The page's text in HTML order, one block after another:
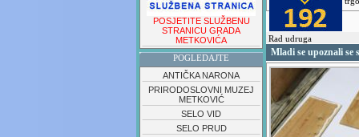
POSJETITE SLUŽBENU
STRANICU GRADA
METKOVIĆA
POGLEDAJTE
ANTIČKA NARONA
PRIRODOSLOVNI MUZEJ
METKOVIĆ
SELO VID
SELO PRUD
Rad udruga
Mladi se upoznali se